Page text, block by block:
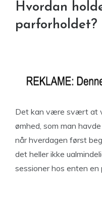
Hvordan
parforholdet?
Det kan være svært at
ømhed, som man
når hverdagen først
det heller ikke
sessioner hos enten